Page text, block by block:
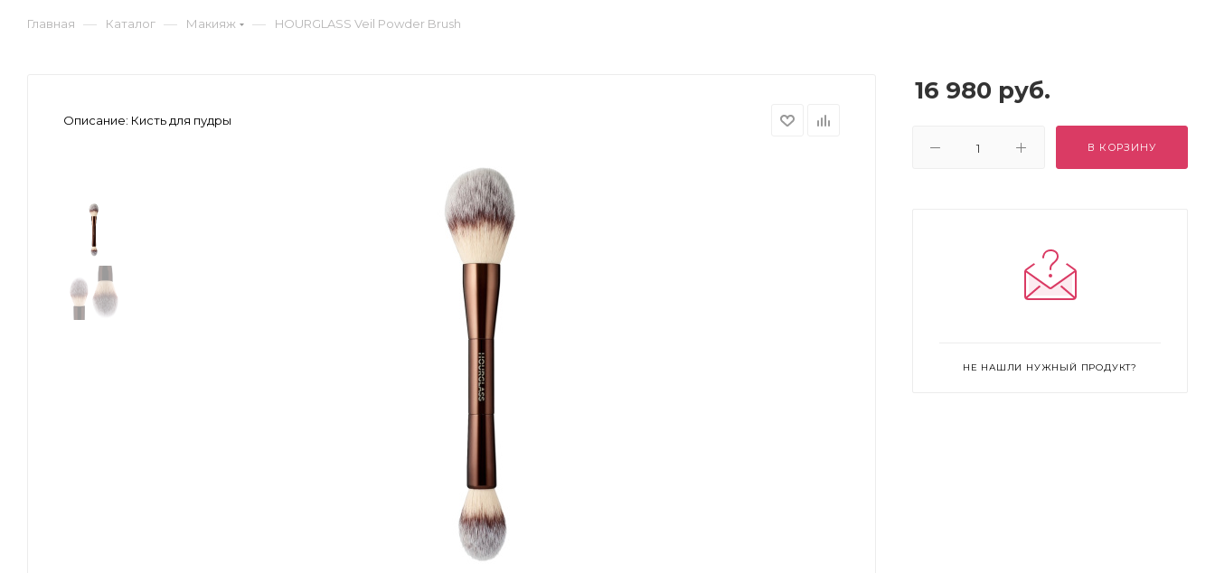
Главная — Каталог — Макияж — HOURGLASS Veil Powder Brush
Описание: Кисть для пудры
16 980 руб.
В КОРЗИНУ
НЕ НАШЛИ НУЖНЫЙ ПРОДУКТ?